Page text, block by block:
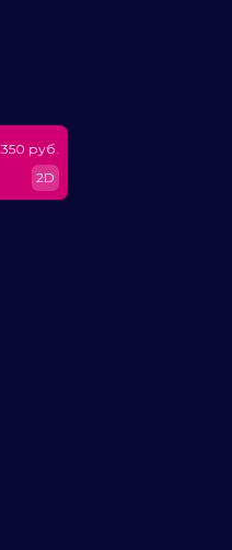
350 руб.
2D